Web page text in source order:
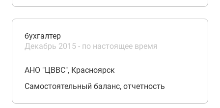
бухгалтер
Декабрь 2015 - по настоящее время
АНО "ЦВВС", Красноярск
Самостоятельный баланс, отчетность